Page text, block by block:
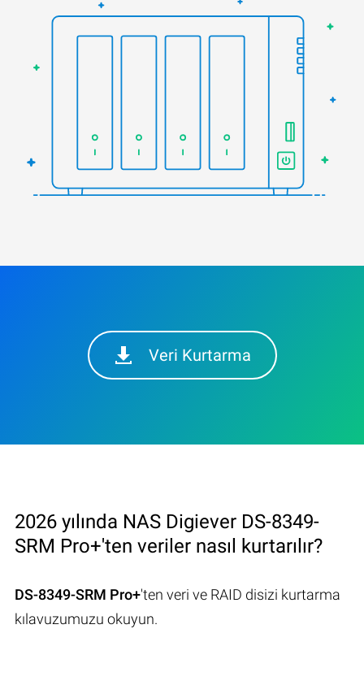
Veri Kurtarma
2026 yılında NAS Digiever DS-8349-
SRM Pro+'ten veriler nasıl kurtarılır?
DS-8349-SRM Pro+'ten veri ve RAID disizi kurtarma
kılavuzumuzu okuyun.